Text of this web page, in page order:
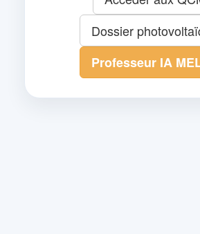
Dossier
Professeur IA